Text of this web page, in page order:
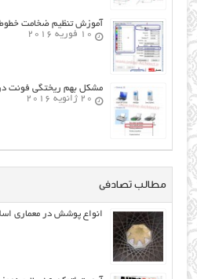
آموزش تنظیم ضخامت خطوط
10 فوریه 2016
مشکل بهم ریختگی فونت
20 ژانویه 2016
مطالب تصادفی
انواع پوشش در معماری